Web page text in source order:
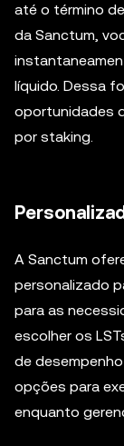
até o término
da Sanctum,
líquido. Dessa
oportunidades
por staking.
A Sanctum
personalizado
para as
escolher os
de
opções para
enquanto